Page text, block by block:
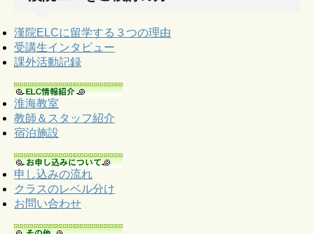
漢院ELCに留学する３つの理由
受講生インタビュー
課外活動記録
淮海教室
教師＆スタッフ紹介
宿泊施設
申し込みの流れ
クラスのレベル分け
お問い合わせ